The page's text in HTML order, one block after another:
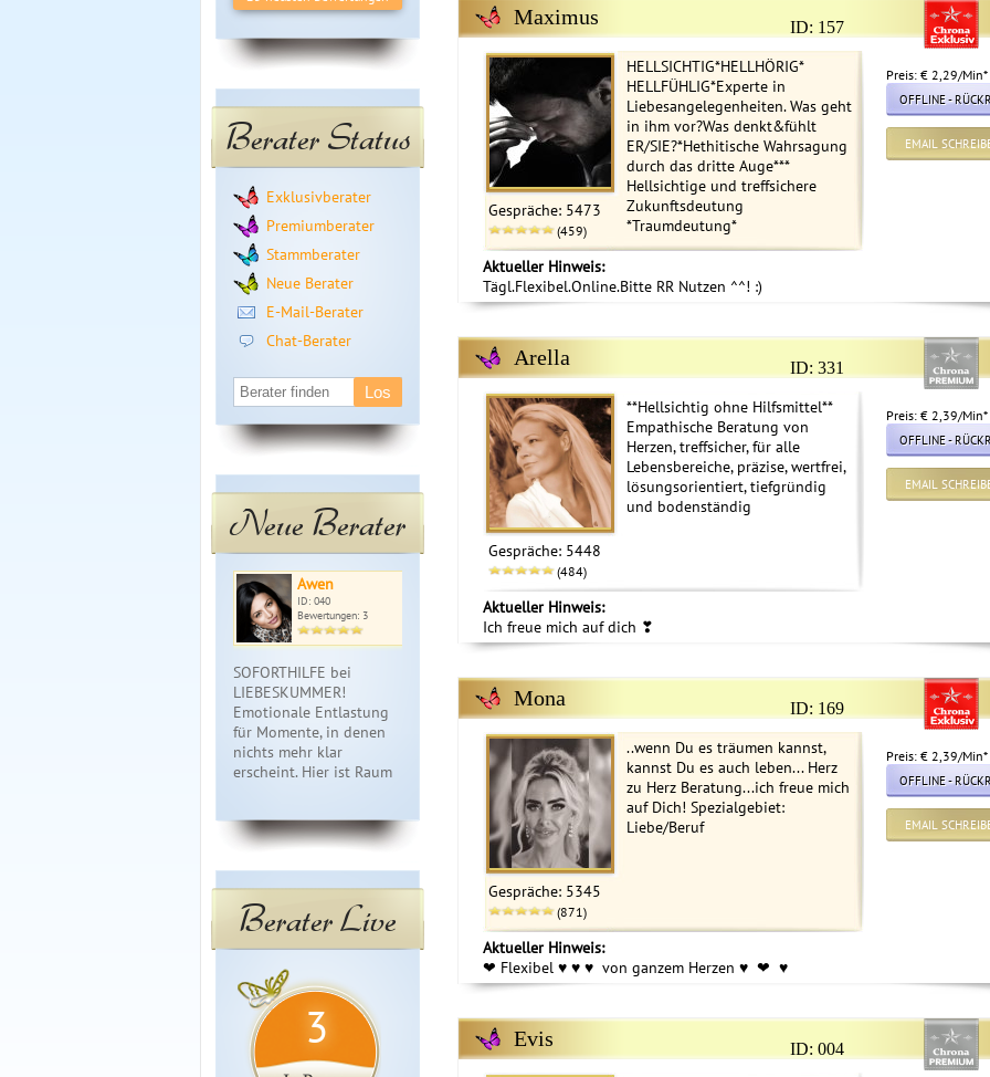
Berater Status
Exklusivberater
Premiumberater
Stammberater
Neue Berater
E-Mail-Berater
Chat-Berater
Neue Berater
Awen
ID: 040
Bewertungen: 3
SOFORTHILFE bei
LIEBESKUMMER!
Emotionale Entlastung
für Momente, in denen
nichts mehr klar
erscheint. Hier ist Raum
Medium Sol…
ID: 323
Bewertungen: 15
Kartenmedium *** Reiki
Meisterin *** Einfühlsam
und ehrlich beantworte
ich Deine Fragen zu allen
Ihres Lebens und sage
Ihnen was ist und wohin
die weitere Entwicklun…
Transformation, Erwachen
& echte Veränderung
statt leere Versprechen.
*Tache…
durch
Mit
Berater Live
3
Maximus ID: 157
HELLSICHTIG*HELLHÖRIG*
HELLFÜHLIG*Experte in
Liebesangelegenheiten. Was geht
in ihm vor?Was denkt&fühlt
ER/SIE?*Hethitische Wahrsagung
durch das dritte Auge***
Hellsichtige und treffsichere
Zukunftsdeutung
*Traumdeutung*
Gespräche: 5473
(459)
Preis: € 2,29/Min*
OFFLINE -
EMAIL
Aktueller Hinweis:
Tägl.Flexibel.Online.Bitte RR Nutzen ^^! :)
Arella ID: 331
**Hellsichtig ohne Hilfsmittel**
Empathische Beratung von
Herzen, treffsicher, für alle
Lebensbereiche, präzise, wertfrei,
lösungsorientiert, tiefgründig
und bodenständig
Gespräche: 5448
(484)
Preis: € 2,39/Min*
OFFLINE -
EMAIL
Aktueller Hinweis:
Ich freue mich auf dich ❣
Mona ID: 169
..wenn Du es träumen kannst,
kannst Du es auch leben... Herz
zu Herz Beratung...ich freue mich
auf Dich! Spezialgebiet:
Liebe/Beruf
Gespräche: 5345
(871)
Preis: € 2,39/Min*
OFFLINE -
EMAIL
Aktueller Hinweis:
❤ ️Flexibel ♥ ️♥ ️♥ ️ von ganzem Herzen ♥ ️ ❤ ️ ♥
Evis ID: 004